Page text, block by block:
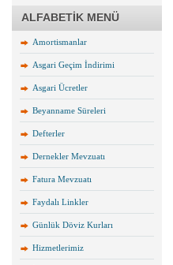
ALFABETİK MENÜ
Amortismanlar
Asgari Geçim İndirimi
Asgari Ücretler
Beyanname Süreleri
Defterler
Dernekler Mevzuatı
Fatura Mevzuatı
Faydalı Linkler
Günlük Döviz Kurları
Hizmetlerimiz